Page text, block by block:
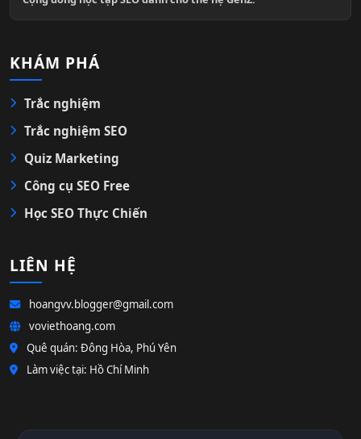
KHÁM PHÁ
Trắc nghiệm
Trắc nghiệm SEO
Quiz Marketing
Công cụ SEO Free
Học SEO Thực Chiến
LIÊN HỆ
hoangvv.blogger@gmail.com
voviethoang.com
Quê quán: Đông Hòa, Phú Yên
Làm việc tại: Hồ Chí Minh